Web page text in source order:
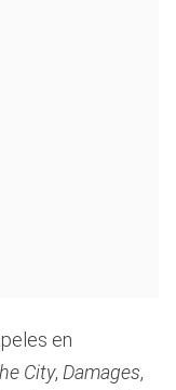
en
City, Damages,